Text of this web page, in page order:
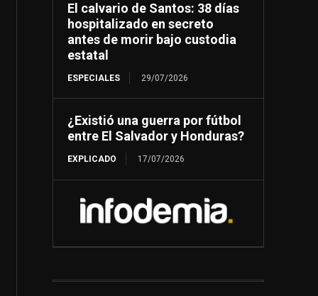
El calvario de Santos: 38 días
hospitalizado en secreto
antes de morir bajo custodia
estatal
ESPECIALES 29/07/2026
¿Existió una guerra por fútbol
entre El Salvador y Honduras?
EXPLICADO 17/07/2026